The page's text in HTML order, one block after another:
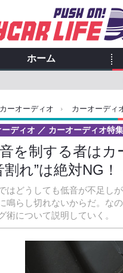
ホーム
カーオーディオ › カーオーディ
音を制する者は
割れ”は絶対NG
はどうしても低音が不足し
鳴らし切れないからだ。な
術について説明していく。
ディオ カーオーディオ特